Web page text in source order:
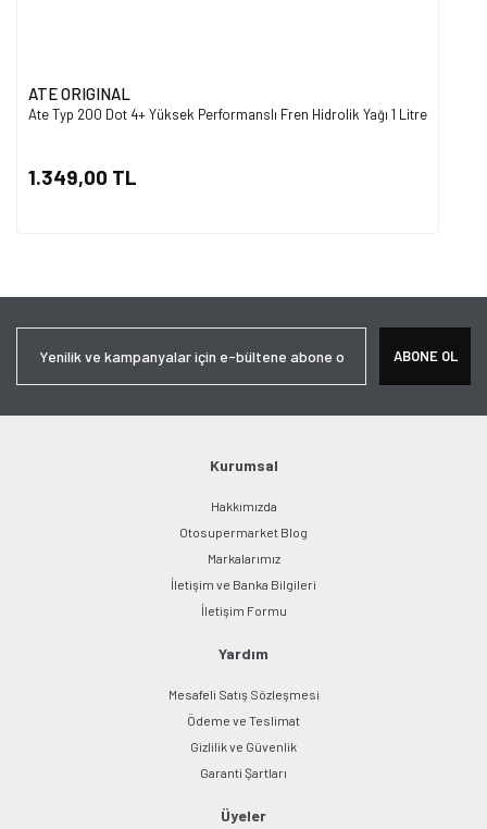
ATE ORIGINAL
Ate Typ 200 Dot 4+ Yüksek Performanslı Fren Hidrolik Yağı 1 Litre
1.349,00 TL
ABONE OL
Kurumsal
Hakkımızda
Otosupermarket Blog
Markalarımız
İletişim ve Banka Bilgileri
İletişim Formu
Yardım
Mesafeli Satış Sözleşmesi
Ödeme ve Teslimat
Gizlilik ve Güvenlik
Garanti Şartları
Üyeler